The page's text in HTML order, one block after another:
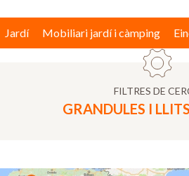
Jardí Mobiliari jardí i càmping
FILTRES DE
GRANDULES I